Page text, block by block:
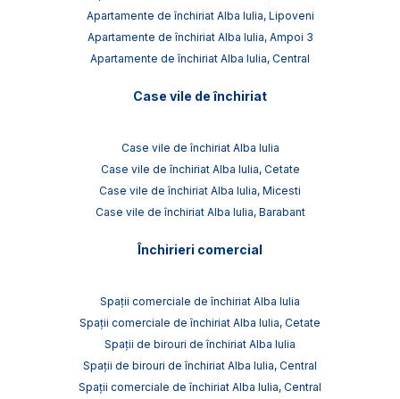
Apartamente de închiriat Alba Iulia, Lipoveni
Apartamente de închiriat Alba Iulia, Ampoi 3
Apartamente de închiriat Alba Iulia, Central
Case vile de închiriat
Case vile de închiriat Alba Iulia
Case vile de închiriat Alba Iulia, Cetate
Case vile de închiriat Alba Iulia, Micesti
Case vile de închiriat Alba Iulia, Barabant
Închirieri comercial
Spații comerciale de închiriat Alba Iulia
Spații comerciale de închiriat Alba Iulia, Cetate
Spații de birouri de închiriat Alba Iulia
Spații de birouri de închiriat Alba Iulia, Central
Spații comerciale de închiriat Alba Iulia, Central